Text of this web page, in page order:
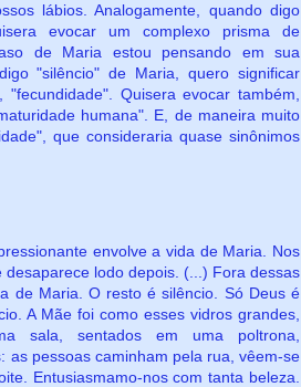
lábios. Analogamente, quando digo
evocar um complexo prisma de
de Maria estou pensando em sua
"silêncio" de Maria, quero significar
Quisera evocar também,
humana". E, de maneira muito
que consideraria quase sinônimos
envolve a vida de Maria. Nos
lodo depois. (...) Fora dessas
de Maria. O resto é silêncio. Só Deus é
A Mãe foi como esses vidros grandes,
sala, sentados em uma poltrona,
as pessoas caminham pela rua, vêem-se
Entusiasmamo-nos com tanta beleza.